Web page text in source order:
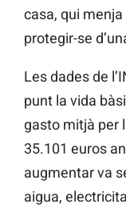
casa, qui
protegir-se
Les dades de
punt la vida
gasto mitjà per
35.101 euros
augmentar va
aigua,